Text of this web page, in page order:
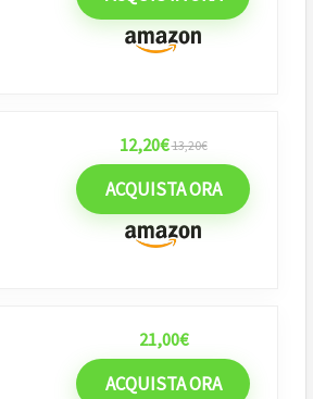
12,20€ 13,20€
ACQUISTA ORA
21,00€
ACQUISTA ORA